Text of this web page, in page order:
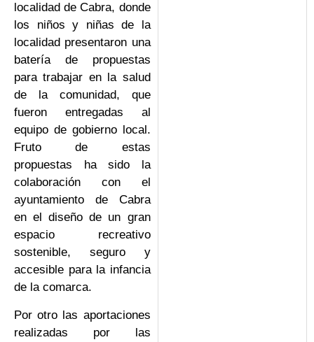
localidad de Cabra, donde
los niños y niñas de la
localidad presentaron una
batería de propuestas
para trabajar en la salud
de la comunidad, que
fueron entregadas al
equipo de gobierno local.
Fruto de estas
propuestas ha sido la
colaboración con el
ayuntamiento de Cabra
en el diseño de un gran
espacio recreativo
sostenible, seguro y
accesible para la infancia
de la comarca.
Por otro las aportaciones
realizadas por las